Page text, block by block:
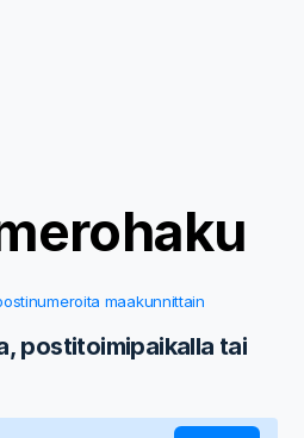
maakunnittain
postitoimipaikalla tai